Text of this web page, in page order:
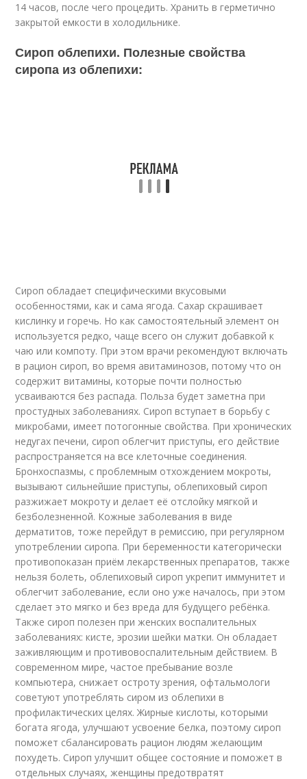
14 часов, после чего процедить. Хранить в герметично
закрытой емкости в холодильнике.
Сироп облепихи. Полезные свойства
сиропа из облепихи:
Сироп обладает специфическими вкусовыми
особенностями, как и сама ягода. Сахар скрашивает
кислинку и горечь. Но как самостоятельный элемент он
используется редко, чаще всего он служит добавкой к
чаю или компоту. При этом врачи рекомендуют включать
в рацион сироп, во время авитаминозов, потому что он
содержит витамины, которые почти полностью
усваиваются без распада. Польза будет заметна при
простудных заболеваниях. Сироп вступает в борьбу с
микробами, имеет потогонные свойства. При хронических
недугах печени, сироп облегчит приступы, его действие
распространяется на все клеточные соединения.
Бронхоспазмы, с проблемным отхождением мокроты,
вызывают сильнейшие приступы, облепиховый сироп
разжижает мокроту и делает её отслойку мягкой и
безболезненной. Кожные заболевания в виде
дерматитов, тоже перейдут в ремиссию, при регулярном
употреблении сиропа. При беременности категорически
противопоказан приём лекарственных препаратов, также
нельзя болеть, облепиховый сироп укрепит иммунитет и
облегчит заболевание, если оно уже началось, при этом
сделает это мягко и без вреда для будущего ребёнка.
Также сироп полезен при женских воспалительных
заболеваниях: кисте, эрозии шейки матки. Он обладает
заживляющим и противовоспалительным действием. В
современном мире, частое пребывание возле
компьютера, снижает остроту зрения, офтальмологи
советуют употреблять сиром из облепихи в
профилактических целях. Жирные кислоты, которыми
богата ягода, улучшают усвоение белка, поэтому сироп
поможет сбалансировать рацион людям желающим
похудеть. Сироп улучшит общее состояние и поможет в
отдельных случаях, женщины предотвратят